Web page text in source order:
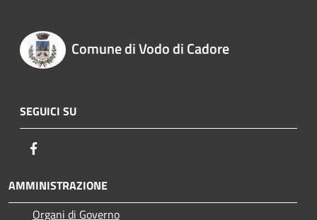
Comune di Vodo di Cadore
SEGUICI SU
AMMINISTRAZIONE
Organi di Governo